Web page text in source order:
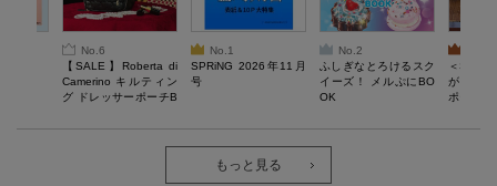
No.6
【SALE】Roberta di
Camerino キルティン
グ ドレッサーポーチB
No.1
SPRiNG 2026年11月
号
No.2
ふしぎなとろけるスク
イーズ！ メルぷにBO
OK
＜SALE
がある
ポーチ
もっと見る